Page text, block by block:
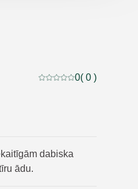
Pašreizējais
0( 0 )
dabiska
ādu.